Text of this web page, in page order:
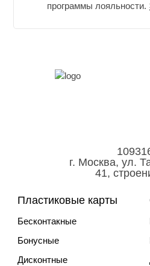
программы лояльности.
г. Москва, ул.
41,
Пластиковые карты
Бесконтакные
Бонусные
Дисконтные